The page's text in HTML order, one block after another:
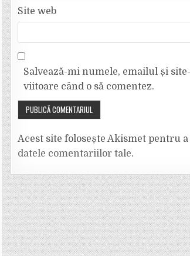
Site web
Salvează-mi numele, emailul și
viitoare când o să comentez.
Acest site folosește Akismet pentru
datele comentariilor tale.